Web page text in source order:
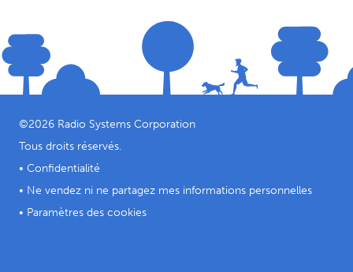
©2026 Radio Systems Corporation
Tous droits réservés.
• Confidentialité
• Ne vendez ni ne partagez mes informations personnelles
• Paramètres des cookies